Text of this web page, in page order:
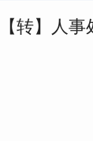
【转】人